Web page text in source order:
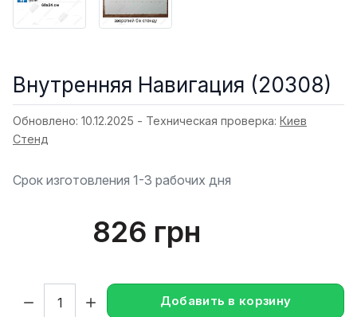
Внутренняя Навигация (20308)
Обновлено: 10.12.2025 - Техническая проверка: Киев
Стенд
Срок изготовления 1-3 рабочих дня
826 грн
Добавить в корзину